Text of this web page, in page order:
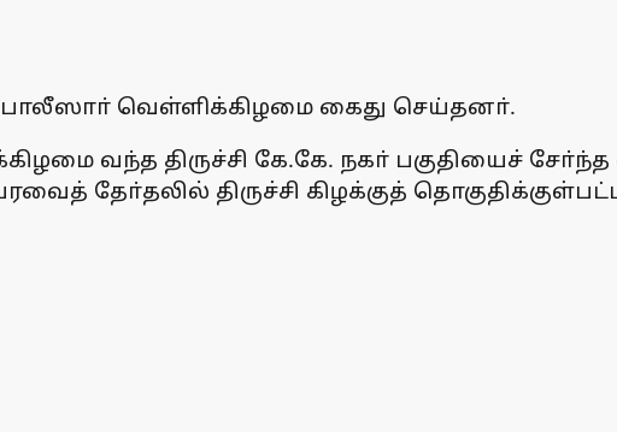
போலீஸாா் வெள்ளிக்கிழமை கைது செய்தனா்.
வந்த திருச்சி கே.கே. நகா் பகுதியைச் சோ்ந்த
தோ்தலில் திருச்சி கிழக்குத்